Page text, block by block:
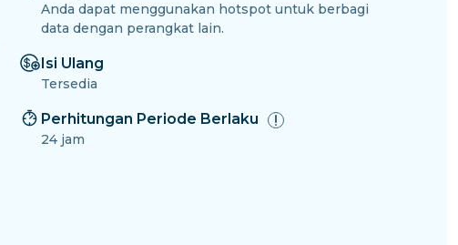
Anda dapat menggunakan hotspot untuk berbagi
data dengan perangkat lain.
Isi Ulang
Tersedia
Perhitungan Periode Berlaku
24 jam